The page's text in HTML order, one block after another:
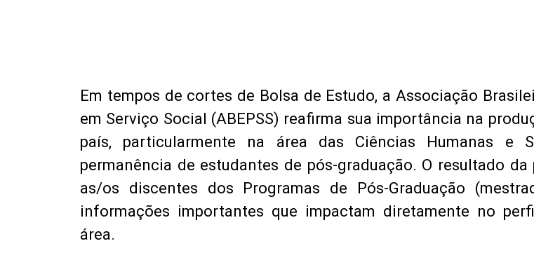
Em tempos de cortes de Bolsa de Estudo, a Associação
em Serviço Social (ABEPSS) reafirma sua importância na
país, particularmente na área das Ciências Humanas e
permanência de estudantes de pós-graduação. O resultado
as/os discentes dos Programas de Pós-Graduação
informações importantes que impactam diretamente no
área.